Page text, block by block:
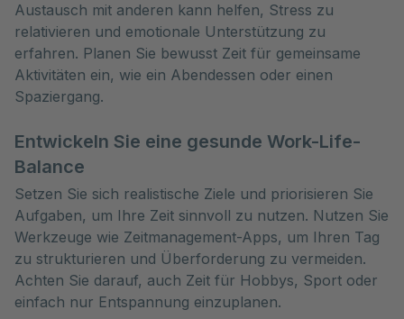
Austausch mit anderen kann helfen, Stress zu
relativieren und emotionale Unterstützung zu
erfahren. Planen Sie bewusst Zeit für gemeinsame
Aktivitäten ein, wie ein Abendessen oder einen
Spaziergang.
Entwickeln Sie eine gesunde Work-Life-
Balance
Setzen Sie sich realistische Ziele und priorisieren Sie
Aufgaben, um Ihre Zeit sinnvoll zu nutzen. Nutzen Sie
Werkzeuge wie Zeitmanagement-Apps, um Ihren Tag
zu strukturieren und Überforderung zu vermeiden.
Achten Sie darauf, auch Zeit für Hobbys, Sport oder
einfach nur Entspannung einzuplanen.